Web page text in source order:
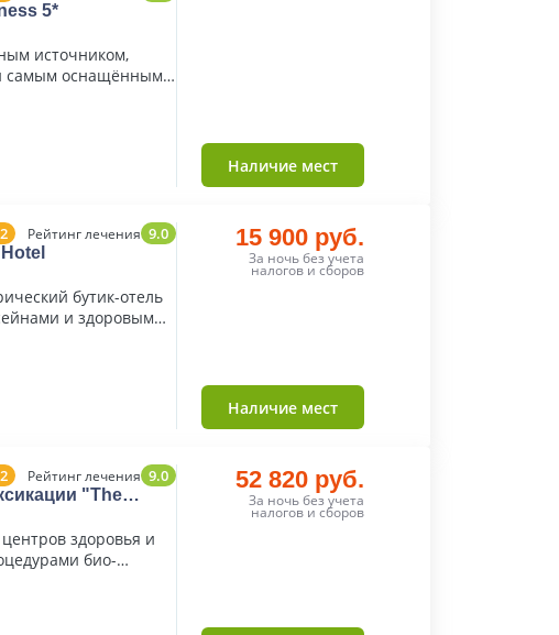
5*
источником,
самым оснащённым
Наличие мест
Рейтинг лечения 9.0
бутик-отель
и здоровым
15 900 руб.
За ночь без учета
налогов и сборов
Наличие мест
Рейтинг лечения 9.0
"The
здоровья и
био-
52 820 руб.
За ночь без учета
налогов и сборов